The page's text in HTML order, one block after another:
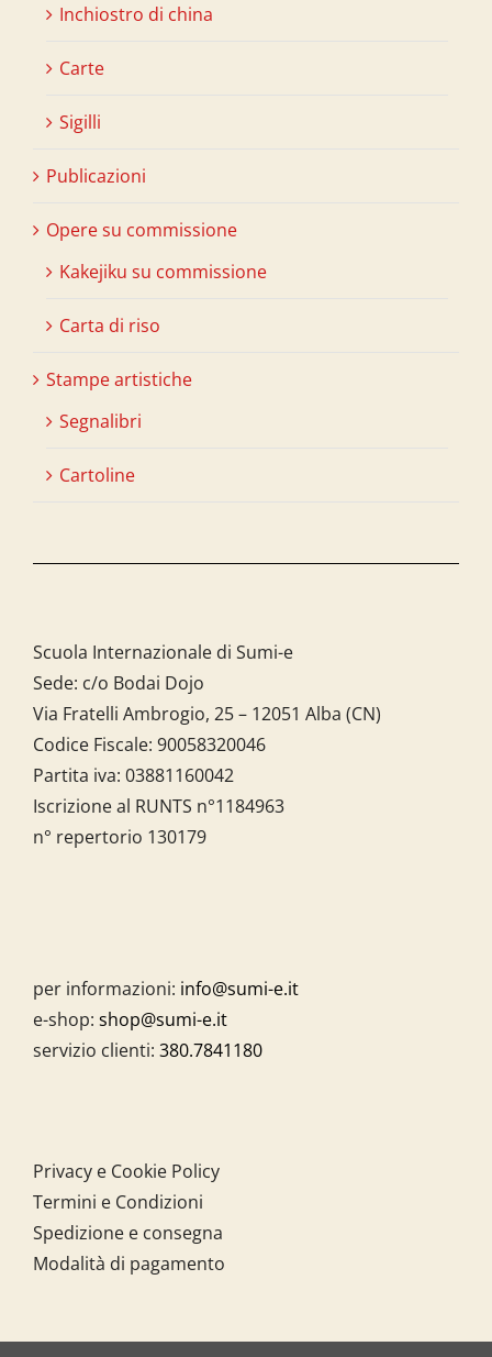
Inchiostro di china
Carte
Sigilli
Publicazioni
Opere su commissione
Kakejiku su commissione
Carta di riso
Stampe artistiche
Segnalibri
Cartoline
Scuola Internazionale di Sumi-e
Sede: c/o Bodai Dojo
Via Fratelli Ambrogio, 25 – 12051 Alba (CN)
Codice Fiscale: 90058320046
Partita iva: 03881160042
Iscrizione al RUNTS n°1184963
n° repertorio 130179
per informazioni: info@sumi-e.it
e-shop: shop@sumi-e.it
servizio clienti: 380.7841180
Privacy e Cookie Policy
Termini e Condizioni
Spedizione e consegna
Modalità di pagamento